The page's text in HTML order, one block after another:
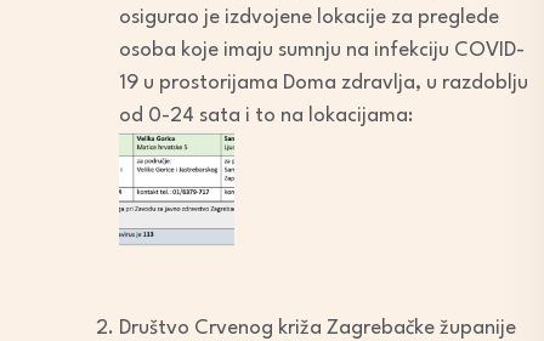
osigurao je izdvojene lokacije za preglede
osoba koje imaju sumnju na infekciju COVID-
19 u prostorijama Doma zdravlja, u razdoblju
od 0-24 sata i to na lokacijama:
Društvo Crvenog križa Zagrebačke županije